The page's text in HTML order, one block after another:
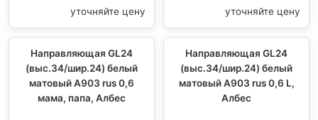
уточняйте цену уточняйте цену
Направляющая GL24
(выс.34/шир.24) белый
матовый А903 rus 0,6
мама, папа, Албес
Направляющая GL24
(выс.34/шир.24) белый
матовый А903 rus 0,6 L,
Албес